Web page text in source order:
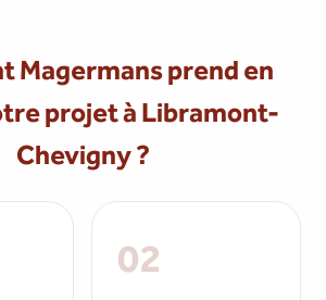
Magermans prend en
projet à Libramont-
Chevigny ?
02